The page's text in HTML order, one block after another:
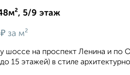
5/9 этаж
₽ за м²
шоссе на проспект Ленина и по
15 этажей) в стиле